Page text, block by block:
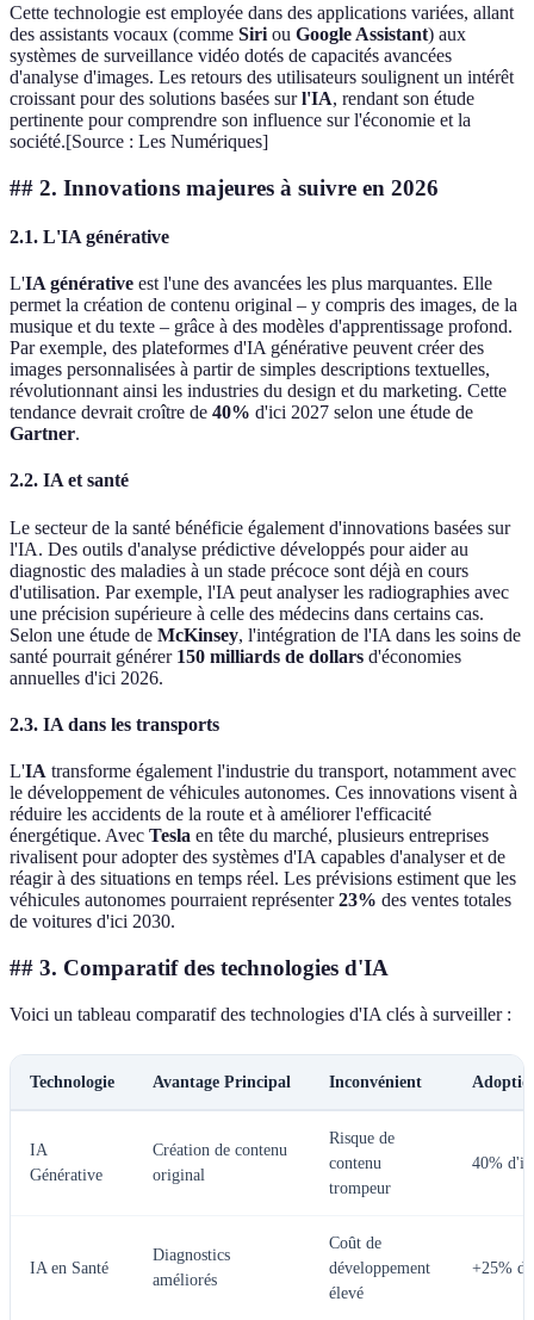
Cette technologie est employée dans des applications variées, allant
des assistants vocaux (comme Siri ou Google Assistant) aux
systèmes de surveillance vidéo dotés de capacités avancées
d'analyse d'images. Les retours des utilisateurs soulignent un intérêt
croissant pour des solutions basées surl'IA, rendant son étude
pertinente pour comprendre son influence sur l'économie et la
société.[Source : Les Numériques]
## 2. Innovations majeures à suivre en 2026
2.1. L'IA générative
L'IA générative est l'une des avancées les plus marquantes. Elle
permet la création de contenu original – y compris des images, de la
musique et du texte – grâce à des modèles d'apprentissage profond.
Par exemple, des plateformes d'IA générative peuvent créer des
images personnalisées à partir de simples descriptions textuelles,
révolutionnant ainsi les industries du design et du marketing. Cette
tendance devrait croître de 40% d'ici 2027 selon une étude de
Gartner.
2.2. IA et santé
Le secteur de la santé bénéficie également d'innovations basées sur
l'IA. Des outils d'analyse prédictive développés pour aider au
diagnostic des maladies à un stade précoce sont déjà en cours
d'utilisation. Par exemple, l'IA peut analyser les radiographies avec
une précision supérieure à celle des médecins dans certains cas.
Selon une étude de McKinsey, l'intégration de l'IA dans les soins de
santé pourrait générer 150 milliards de dollars d'économies
annuelles d'ici 2026.
2.3. IA dans les transports
L'IA transforme également l'industrie du transport, notamment avec
le développement de véhicules autonomes. Ces innovations visent à
réduire les accidents de la route et à améliorer l'efficacité
énergétique. Avec Tesla en tête du marché, plusieurs entreprises
rivalisent pour adopter des systèmes d'IA capables d'analyser et de
réagir à des situations en temps réel. Les prévisions estiment que les
véhicules autonomes pourraient représenter23% des ventes totales
de voitures d'ici 2030.
## 3. Comparatif des technologies d'IA
Voici un tableau comparatif des technologies d'IA clés à surveiller :
Technologie Avantage Principal Inconvénient
IA
Générative
Création de contenu
original
Risque de
contenu
trompeur
40%
IA en Santé
Diagnostics
améliorés
Coût de
développement
élevé
+25%